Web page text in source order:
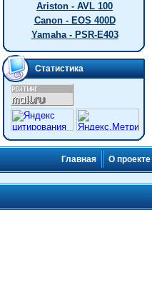
Ariston - AVL 100
Canon - EOS 400D
Yamaha - PSR-E403
Статистика
Главная О проекте